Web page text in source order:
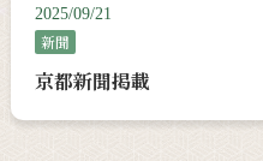
2025/09/21
新聞
京都新聞掲載